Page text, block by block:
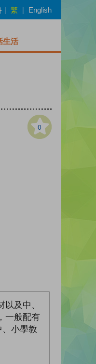
| 繁 | English
生活
0
及中、
一般配有
、小學教